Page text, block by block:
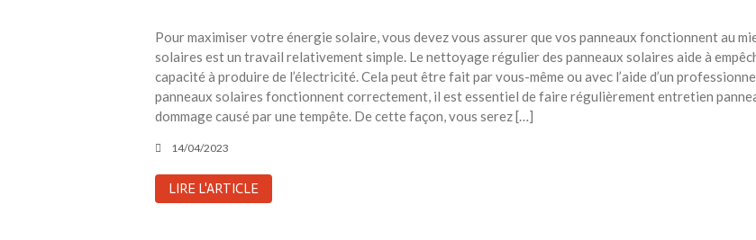
Pour maximiser votre énergie solaire, vous devez vous assurer que vos panneaux fonctionnent au
solaires est un travail relativement simple. Le nettoyage régulier des panneaux solaires aide à
capacité à produire de l’électricité. Cela peut être fait par vous-même ou avec l’aide d’un
panneaux solaires fonctionnent correctement, il est essentiel de faire régulièrement entretien
dommage causé par une tempête. De cette façon, vous serez […]
14/04/2023
LIRE L'ARTICLE